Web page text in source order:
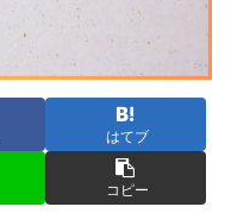
はてブ
コピー